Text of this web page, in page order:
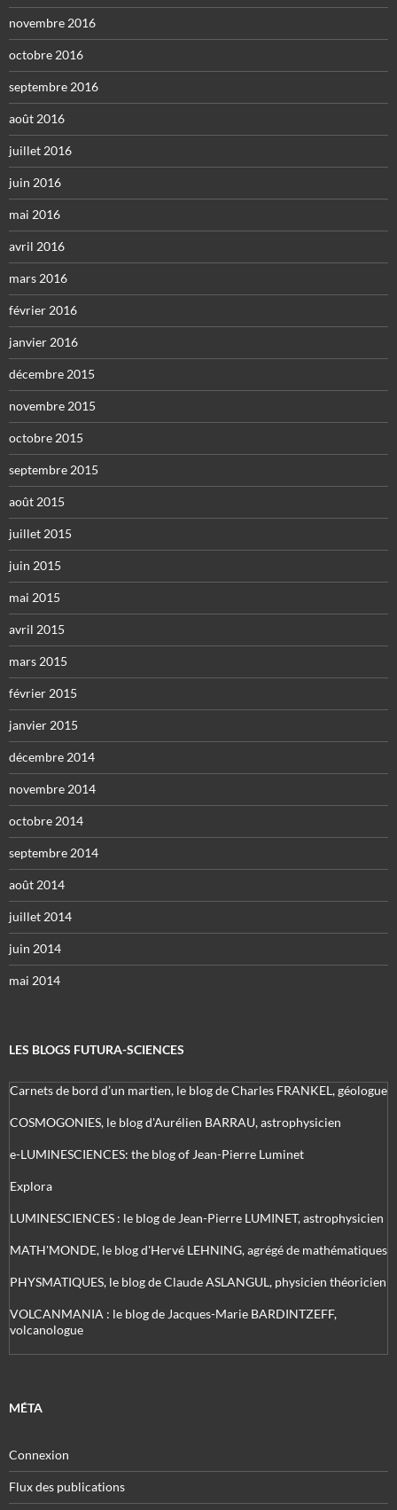
novembre 2016
octobre 2016
septembre 2016
août 2016
juillet 2016
juin 2016
mai 2016
avril 2016
mars 2016
février 2016
janvier 2016
décembre 2015
novembre 2015
octobre 2015
septembre 2015
août 2015
juillet 2015
juin 2015
mai 2015
avril 2015
mars 2015
février 2015
janvier 2015
décembre 2014
novembre 2014
octobre 2014
septembre 2014
août 2014
juillet 2014
juin 2014
mai 2014
LES BLOGS FUTURA-SCIENCES
Carnets de bord d’un martien, le blog de Charles FRANKEL, géologue
COSMOGONIES, le blog d'Aurélien BARRAU, astrophysicien
e-LUMINESCIENCES: the blog of Jean-Pierre Luminet
Explora
LUMINESCIENCES : le blog de Jean-Pierre LUMINET, astrophysicien
MATH'MONDE, le blog d'Hervé LEHNING, agrégé de mathématiques
PHYSMATIQUES, le blog de Claude ASLANGUL, physicien théoricien
VOLCANMANIA : le blog de Jacques-Marie BARDINTZEFF,
volcanologue
MÉTA
Connexion
Flux des publications